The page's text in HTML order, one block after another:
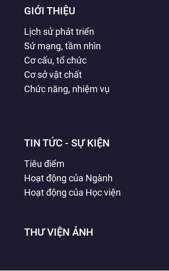
GIỚI THIỆU
Lịch sử phát triển
Sứ mạng, tầm nhìn
Cơ cấu, tổ chức
Cơ sở vật chất
Chức năng, nhiệm vụ
TIN TỨC - SỰ KIỆN
Tiêu điểm
Hoạt động của Ngành
Hoạt động của Học viện
THƯ VIỆN ẢNH